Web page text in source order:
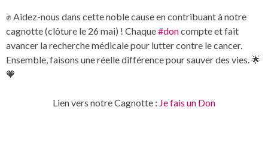
✊ Aidez-nous dans cette noble cause en contribuant à notre
cagnotte (clôture le 26 mai) ! Chaque#doncompte et fait
avancer la recherche médicale pour lutter contre le cancer.
Ensemble, faisons une réelle différence pour sauver des vies. 🌟
🧡
Lien vers notre Cagnotte : Je fais un Don